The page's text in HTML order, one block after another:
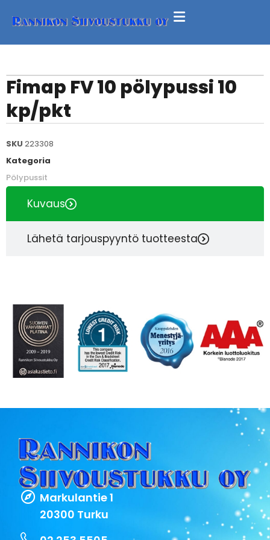
Fimap FV 10 pölypussi 10
kp/pkt
SKU 223308
Kategoria
Pölypussit
Kuvaus
Lähetä tarjouspyyntö tuotteesta
Markulantie 1
20300 Turku